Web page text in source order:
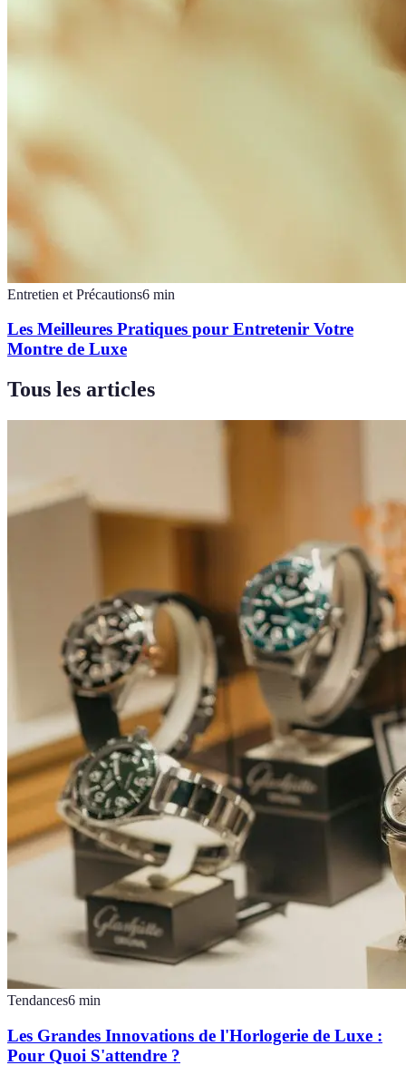
Entretien et Précautions6 min
Les Meilleures Pratiques pour Entretenir Votre
Montre de Luxe
Tous les articles
Tendances6 min
Les Grandes Innovations de l'Horlogerie de Luxe :
Pour Quoi S'attendre ?